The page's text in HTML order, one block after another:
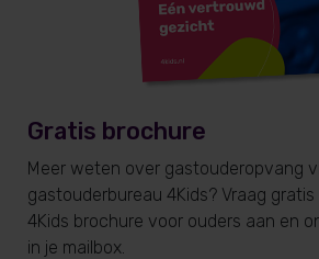
Gratis brochure
Meer weten over gastouderopvang
gastouderbureau 4Kids? Vraag
4Kids brochure voor ouders aan en
in je mailbox.